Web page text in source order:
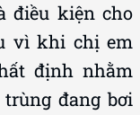
điều kiện cho
vì khi chị em
định nhằm
đang bơi